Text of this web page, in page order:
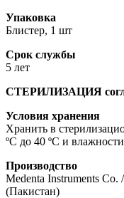
Упаковка
Блистер, 1 шт
Срок службы
5 лет
СТЕРИЛИЗАЦИЯ
Условия хранения
Хранить в
ºС до 40 ºС и
Производство
Medenta Instruments
(Пакистан)